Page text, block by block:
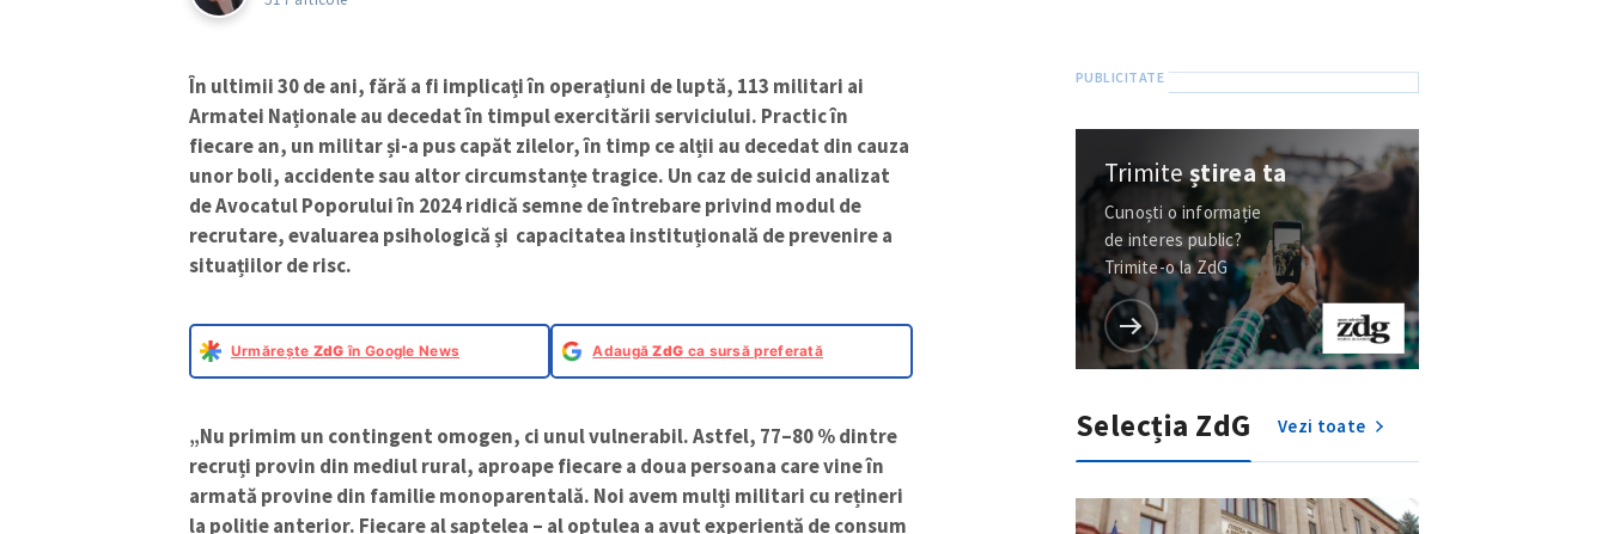
În ultimii 30 de ani, fără a fi implicați în operațiuni de luptă, 113 militari ai
Armatei Naționale au decedat în timpul exercitării serviciului. Practic în
fiecare an, un militar și-a pus capăt zilelor, în timp ce alții au decedat din cauza
unor boli, accidente sau altor circumstanțe tragice. Un caz de suicid analizat
de Avocatul Poporului în 2024 ridică semne de întrebare privind modul de
recrutare, evaluarea psihologică și capacitatea instituțională de prevenire a
situațiilor de risc.
Urmărește ZdG în Google News AdaugăZdG ca sursă preferată
„Nu primim un contingent omogen, ci unul vulnerabil. Astfel, 77–80 % dintre
recruți provin din mediul rural, aproape fiecare a doua persoana care vine în
armată provine din familie monoparentală. Noi avem mulți militari cu rețineri
la poliție anterior. Fiecare al șaptelea – al optulea a avut experiență de consum
Trimiteștirea ta
Cunoști o informație
de interes public?
Trimite-o la ZdG
Selecția ZdG Vezi toate